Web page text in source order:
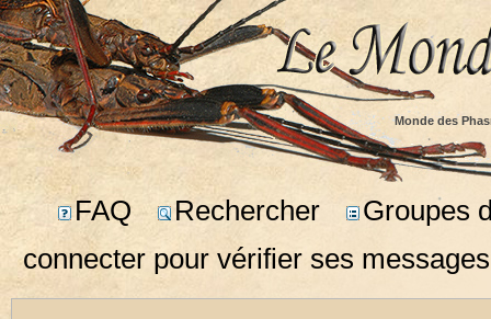
Monde des
FAQ Rechercher
Groupes
connecter pour vérifier ses